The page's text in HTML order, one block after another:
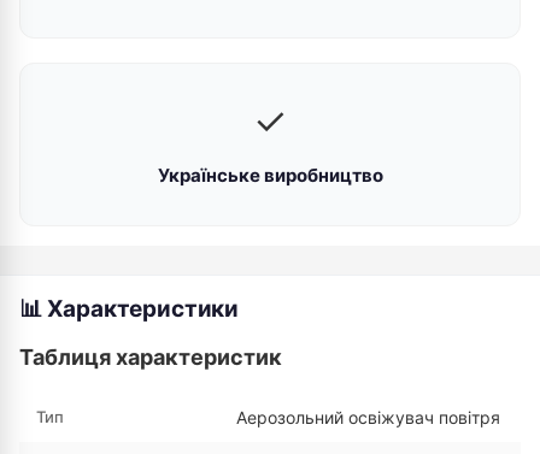
✓
Українське виробництво
📊 Характеристики
Таблиця характеристик
Тип Аерозольний освіжувач повітря